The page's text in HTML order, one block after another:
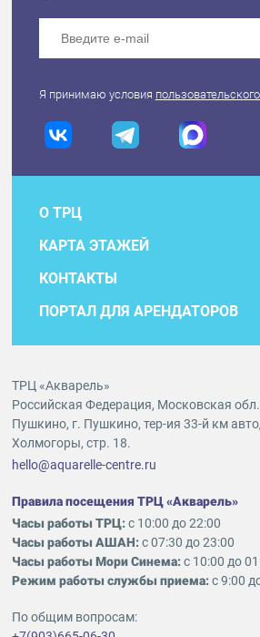
Я принимаю условия
О ТРЦ
КАРТА ЭТАЖЕЙ
КОНТАКТЫ
ПОРТАЛ ДЛЯ АРЕНДАТОРОВ
ТРЦ «Акварель»
Российская Федерация, Московская
Пушкино, г. Пушкино, тер-ия 33-й км
Холмогоры, стр. 18.
hello@aquarelle-centre.ru
Правила посещения ТРЦ «Акварель»
Часы работы ТРЦ:с 10:00 до 22:00
Часы работы АШАН:с 07:30 до 23:00
Часы работы Мори Синема:с 10:00 до
Режим работы службы приема:с 9:00
По общим вопросам: